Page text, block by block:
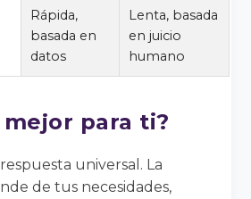
Rápida,
basada en
datos
Lenta, basada
en juicio
humano
mejor para ti?
universal. La
de tus necesidades,